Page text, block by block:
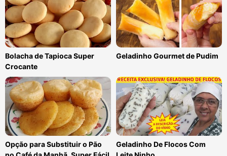
Bolacha de Tapioca Super
Crocante
Geladinho Gourmet de Pudim
Opção para Substituir o Pão
Geladinho De Flocos Com